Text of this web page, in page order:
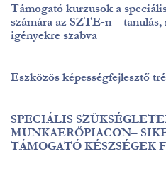
Támogató kurzusok a
számára az SZTE-n – tanulás,
igényekre szabva
Eszközös képességfejlesztő
SPECIÁLIS
MUNKAERŐPIACON–
TÁMOGATÓ KÉSZSÉGEK